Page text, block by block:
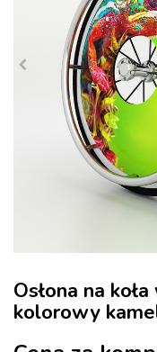
Osłona na
kolorowy